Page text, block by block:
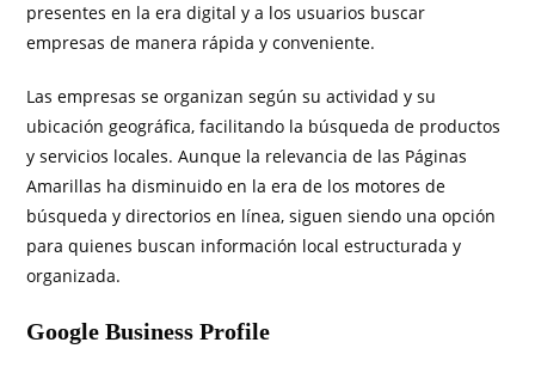
presentes en la era digital y a los usuarios buscar
empresas de manera rápida y conveniente.
Las empresas se organizan según su actividad y su
ubicación geográfica, facilitando la búsqueda de productos
y servicios locales. Aunque la relevancia de las Páginas
Amarillas ha disminuido en la era de los motores de
búsqueda y directorios en línea, siguen siendo una opción
para quienes buscan información local estructurada y
organizada.
Google Business Profile